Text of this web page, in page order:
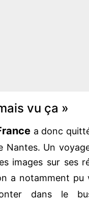
vu ça »
a donc
Nantes. Un
images sur ses
a notamment pu
dans le